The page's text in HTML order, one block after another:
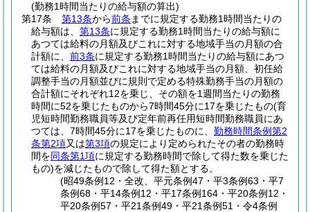
(勤務1時間当たりの給与額の算出)
第17条
第13条から前条 までに規定する勤務1時間当たりの
給与額は、 第13条に規定する勤務1時間当たりの給与額に
あつては給料の月額及びこれに対する地域手当の月額の合
計額に、 前3条に規定する勤務1時間当たりの給与額にあつ
ては給料の月額及びこれに対する地域手当の月額、初任給
調整手当の月額並びに規則で定める特殊勤務手当の月額の
合計額にそれぞれ12を乗じ、その額を1週間当たりの勤務
時間に52を乗じたものから7時間45分に17を乗じたもの(育
児短時間勤務職員等及び定年前再任用短時間勤務職員にあ
つては、7時間45分に17を乗じたものに、 勤務時間条例第2
条第2項又は第3項の規定により定められたその者の勤務時
間を同条第1項に規定する勤務時間で除して得た数を乗じた
もの)を減じたもので除して得た額とする。
(昭49条例12・全改、平元条例47・平3条例63・平7
条例68・平14条例12・平17条例164・平20条例12・
平20条例57・平21条例49・平21条例51・令4条例